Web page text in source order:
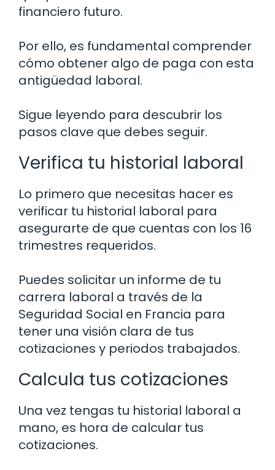
financiero futuro.
Por ello, es fundamental comprender
cómo obtener algo de paga con esta
antigüedad laboral.
Sigue leyendo para descubrir los
pasos clave que debes seguir.
Verifica tu historial laboral
Lo primero que necesitas hacer es
verificar tu historial laboral para
asegurarte de que cuentas con los 16
trimestres requeridos.
Puedes solicitar un informe de tu
carrera laboral a través de la
Seguridad Social en Francia para
tener una visión clara de tus
cotizaciones y periodos trabajados.
Calcula tus cotizaciones
Una vez tengas tu historial laboral a
mano, es hora de calcular tus
cotizaciones.